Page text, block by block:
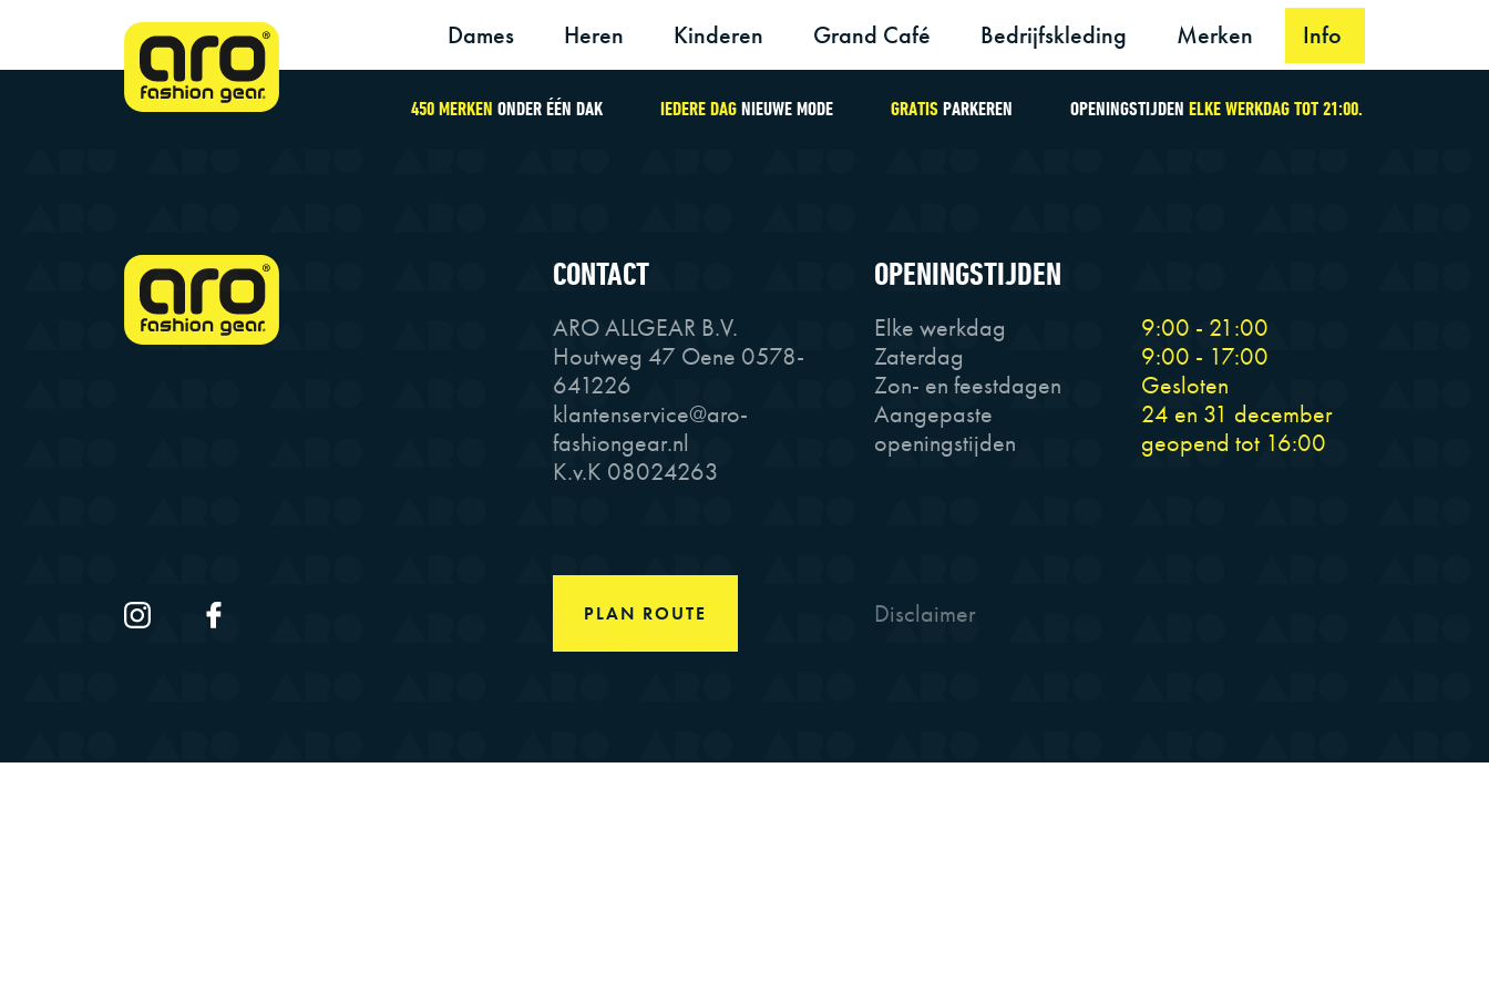
Dames Heren Kinderen Grand Café Bedrijfskleding Merken Info
450 MERKEN ONDER ÉÉN DAK IEDERE DAG NIEUWE MODE GRATIS PARKEREN OPENINGSTIJDEN ELKE WERKDAG TOT 21:00.
CONTACT
ARO ALLGEAR B.V.
Houtweg 47 Oene 0578-
641226
klantenservice@aro-
fashiongear.nl
K.v.K 08024263
OPENINGSTIJDEN
Elke werkdag
9:00 - 21:00
Zaterdag
9:00 - 17:00
Zon- en feestdagen
Gesloten
Aangepaste
openingstijden
24 en 31 december
geopend tot 16:00
PLAN ROUTE Disclaimer